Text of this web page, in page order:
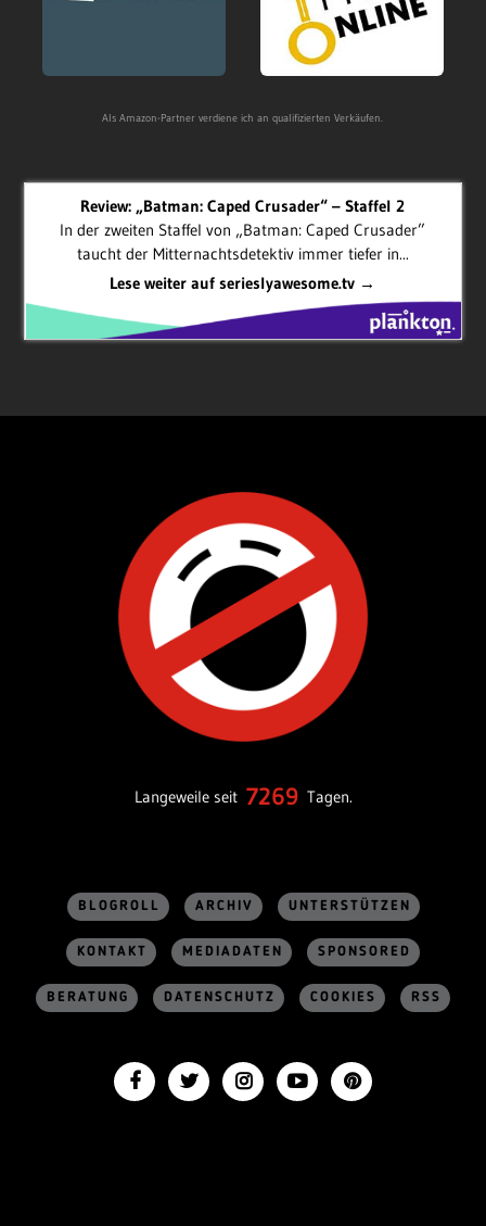
Als Amazon-Partner verdiene ich an qualifizierten Verkäufen.
Review: „Batman: Caped Crusader“ – Staffel 2
In der zweiten Staffel von „Batman: Caped Crusader”
taucht der Mitternachtsdetektiv immer tiefer in...
Lese weiter auf serieslyawesome.tv →
Langeweile seit 7269 Tagen.
BLOGROLL ARCHIV UNTERSTÜTZEN
KONTAKT MEDIADATEN SPONSORED
BERATUNG DATENSCHUTZ COOKIES RSS